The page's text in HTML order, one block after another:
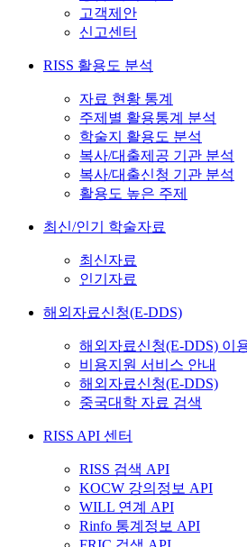
고객제안
신고센터
RISS 활용도 분석
자료 현황 통계
주제별 활용통계 분석
학술지 활용도 분석
복사/대출제공 기관 분석
복사/대출신청 기관 분석
활용도 높은 주제
최신/인기 학술자료
최신자료
인기자료
해외자료신청(E-DDS)
해외자료신청(E-DDS) 이
비용지원 서비스 안내
해외자료신청(E-DDS)
중국대학 자료 검색
RISS API 센터
RISS 검색 API
KOCW 강의정보 API
WILL 연계 API
Rinfo 통계정보 API